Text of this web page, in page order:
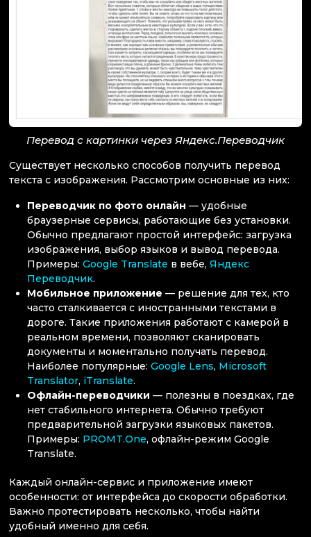
Перевод с картинки через Яндекс.Переводчик
Существует несколько способов получить перевод
текста с изображения. Рассмотрим основные из них:
Переводчик по фото онлайн — удобные
браузерные сервисы, работающие без установки.
Обычно предлагают простой интерфейс: загрузка
изображения, выбор языков и вывод перевода.
Примеры:Google Translate в вебе,Яндекс
Переводчик.
Мобильное приложение — решение для тех, кто
часто сталкивается с иностранными текстами в
дороге. Такие приложения работают с камерой в
реальном времени, позволяют сканировать
документы и моментально получать перевод.
Наиболее популярные:Google Lens, Microsoft
Translator, iTranslate.
Офлайн-переводчики — полезны в поездках, где
нет стабильного интернета. Обычно требуют
предварительной загрузки языковых пакетов.
Примеры: PROMT.One, офлайн-режим Google
Translate.
Каждый онлайн-сервис и приложение имеют
особенности: от интерфейса до скорости обработки.
Важно протестировать несколько, чтобы найти
удобный именно для себя.